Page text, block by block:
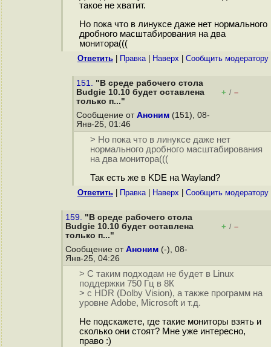
такое не хватит.
Но пока что в линуксе даже нет нормального
дробного масштабирования на два
монитора(((
Ответить Правка| Наверх Cообщить модератору
151. "В среде рабочего стола
Budgie 10.10 будет оставлена
только п..."
+ / –
Сообщение от Аноним (151), 08-
Янв-25, 01:46
> Но пока что в линуксе даже нет
нормального дробного масштабирования
на два монитора(((
Так есть же в KDE на Wayland?
Ответить Правка| Наверх Cообщить модератору
159. "В среде рабочего стола
Budgie 10.10 будет оставлена
только п..."
+ / –
Сообщение от Аноним (-), 08-
Янв-25, 04:26
> С таким подходам не будет в Linux
поддержки 750 Гц в 8К
> с HDR (Dolby Vision), а также программ на
уровне Adobe, Microsoft и т.д.
Не подскажете, где такие мониторы взять и
сколько они стоят? Мне уже интересно,
право :)